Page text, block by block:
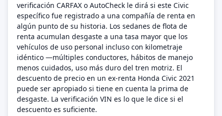
verificación CARFAX o AutoCheck le dirá si este Civic
específico fue registrado a una compañía de renta en
algún punto de su historia. Los sedanes de flota de
renta acumulan desgaste a una tasa mayor que los
vehículos de uso personal incluso con kilometraje
idéntico —múltiples conductores, hábitos de manejo
menos cuidados, uso más duro del tren motriz. El
descuento de precio en un ex-renta Honda Civic 2021
puede ser apropiado si tiene en cuenta la prima de
desgaste. La verificación VIN es lo que le dice si el
descuento es suficiente.